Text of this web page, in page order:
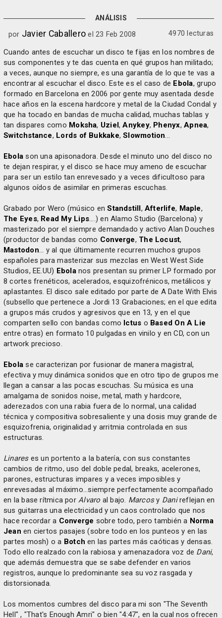
ANÁLISIS
por Javier Caballero el 23 Feb 2008 4970 lecturas
Cuando antes de escuchar un disco te fijas en los nombres de
sus componentes y te das cuenta en qué grupos han militado;
a veces, aunque no siempre, es una garantía de lo que te vas a
encontrar al escuchar el disco. Este es el caso de Ebola, grupo
formado en Barcelona en 2006 por gente muy asentada desde
hace años en la escena hardcore y metal de la Ciudad Condal y
que ha tocado en bandas de mucha calidad, muchas tablas y
tan dispares como Moksha, Uziel,Anykey, Phenyx,Apnea,
Switchstance, Lords of Bukkake,Slowmotion...
Ebola son una apisonadora. Desde el minuto uno del disco no
te dejan respirar, y el disco se hace muy ameno de escuchar
para ser un estilo tan enrevesado y a veces dificultoso para
algunos oídos de asimilar en primeras escuchas.
Grabado por Wero (músico enStandstill,Afterlife, Maple,
The Eyes, Read My Lips....) en Alamo Studio (Barcelona) y
masterizado por el siempre demandado y activo Alan Douches
(productor de bandas como Converge, The Locust,
Mastodon... y al que últimamente recurren muchos grupos
españoles para masterizar sus mezclas en West West Side
Studios, EE.UU) Ebolanos presentan su primer LP formado por
8 cortes frenéticos, acelerados, esquizofrénicos, metálicos y
aplastantes. El disco sale editado por parte de A Date With Elvis
(subsello que pertenece a Jordi 13 Grabaciones; en el que edita
a grupos más crudos y agresivos que en 13, y en el que
comparten sello con bandas como Ictus o Based On A Lie
entre otras) en formato 10 pulgadas en vinilo y en CD, con un
artwork precioso.
Ebola se caracterizan por fusionar de manera magistral,
efectiva y muy dinámica sonidos que en otro tipo de grupos me
llegan a cansar a las pocas escuchas. Su música es una
amalgama de sonidos noise, metal, math y hardcore,
aderezados con una rabia fuera de lo normal, una calidad
técnica y compositiva sobresaliente y una dosis muy grande de
esquizofrenia, originalidad y arritmia controlada en sus
estructuras.
Linareses un portento a la batería, con sus constantes
cambios de ritmo, uso del doble pedal, breaks, acelerones,
parones, estructuras impares y a veces imposibles y
enrevesadas al máximo...siempre perfectamente acompañado
en la base rítmica porAlvaro al bajo. Marcosy Danireflejan en
sus guitarras una electricidad y un caos controlado que nos
hace recordar a Converge sobre todo, pero también a Norma
Jean en ciertos pasajes (sobre todo en los punteos y en las
partes mosh) o a Botch en las partes más caóticas y densas.
Todo ello realzado con la rabiosa y amenazadora voz de Dani,
que además demuestra que se sabe defender en varios
registros, aunque lo predominante sea su voz rasgada y
distorsionada.
Los momentos cumbres del disco para mi son "The Seventh
Hell" , "That's Enough Amri" o bien "4:47", en la cual nos ofrecen